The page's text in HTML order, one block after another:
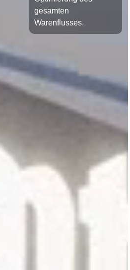
gesamten
Warenflusses.